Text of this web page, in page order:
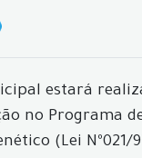
estará
no Programa
(Lei Nº021/